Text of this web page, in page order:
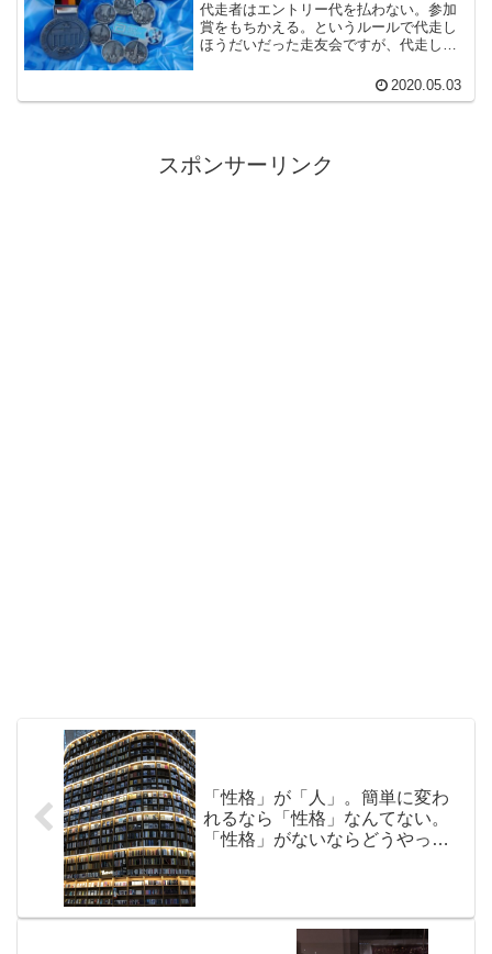
代走者はエントリー代を払わない。参加
賞をもちかえる。というルールで代走し
ほうだいだった走友会ですが、代走し放
2020.05.03
スポンサーリンク
「性格」が「人」。簡単に変わ
れるなら「性格」なんてない。
「性格」がないならどうやって